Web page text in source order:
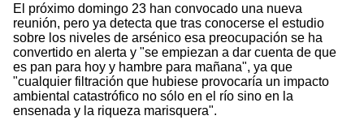
El próximo domingo 23 han convocado una nueva
reunión, pero ya detecta que tras conocerse el estudio
sobre los niveles de arsénico esa preocupación se ha
convertido en alerta y "se empiezan a dar cuenta de que
es pan para hoy y hambre para mañana", ya que
"cualquier filtración que hubiese provocaría un impacto
ambiental catastrófico no sólo en el río sino en la
ensenada y la riqueza marisquera".